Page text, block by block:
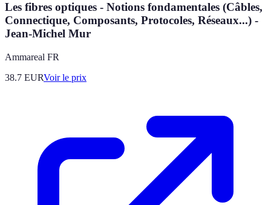
Les fibres optiques - Notions fondamentales (Câbles,
Connectique, Composants, Protocoles, Réseaux...) -
Jean-Michel Mur
Ammareal FR
38.7 EURVoir le prix